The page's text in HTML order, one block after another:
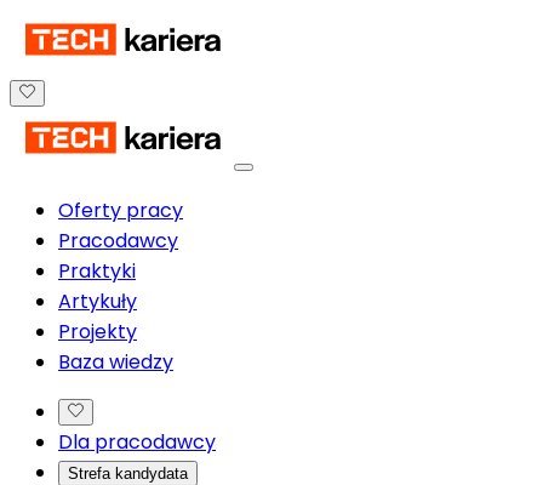
Oferty pracy
Pracodawcy
Praktyki
Artykuły
Projekty
Baza wiedzy
Dla pracodawcy
Strefa kandydata